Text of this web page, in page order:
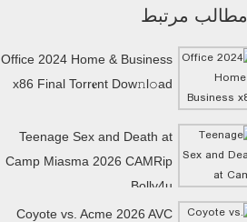
مطالب مرتبط
Office 2024 Home & Business
x86 Final Torr𝐞nt Dow𝚗l𝚘аd
Teenage Sex and Death at
Camp Miasma 2026 CAMRip
Bolly4u
Coyote vs. Acme 2026 AVC